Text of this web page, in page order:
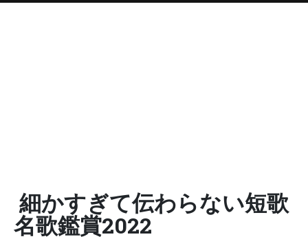
細かすぎて伝わらない短歌
名歌鑑賞2022